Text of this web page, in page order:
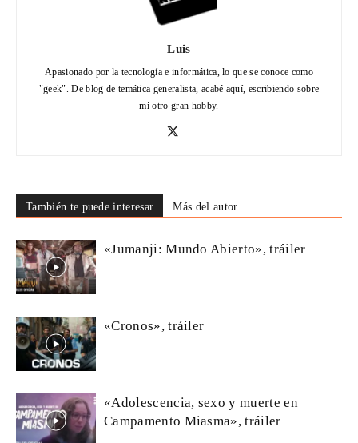
Luis
Apasionado por la tecnología e informática, lo que se conoce como
"geek". De blog de temática generalista, acabé aquí, escribiendo sobre
mi otro gran hobby.
También te puede interesar Más del autor
«Jumanji: Mundo Abierto», tráiler
«Cronos», tráiler
«Adolescencia, sexo y muerte en
Campamento Miasma», tráiler